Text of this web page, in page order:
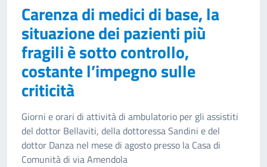
Carenza di medici di base, la
situazione dei pazienti più
fragili è sotto controllo,
costante l’impegno sulle
criticità
Giorni e orari di attività di ambulatorio per gli assistiti
del dottor Bellaviti, della dottoressa Sandini e del
dottor Danza nel mese di agosto presso la Casa di
Comunità di via Amendola